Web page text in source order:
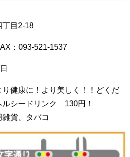
丁目2-18
：093-521-1537
健康に！より美しく！！どくだ
シードリンク 130円！
雑貨、タバコ